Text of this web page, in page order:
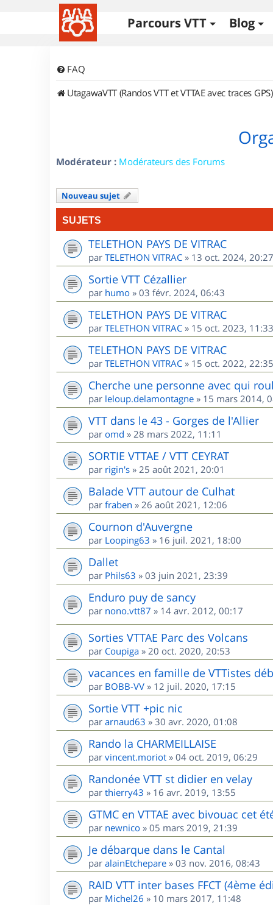
Parcours VTT Blog
FAQ
UtagawaVTT (Randos VTT et VTTAE avec traces GPS)
Modérateur : Modérateurs des Forums
Nouveau sujet
SUJETS
TELETHON PAYS DE VITRAC
par TELETHON VITRAC » 13 oct. 2024, 20:27
Sortie VTT Cézallier
par humo » 03 févr. 2024, 06:43
TELETHON PAYS DE VITRAC
par TELETHON VITRAC » 15 oct. 2023, 11:33
TELETHON PAYS DE VITRAC
par TELETHON VITRAC » 15 oct. 2022, 22:35
Cherche une personne avec qui
par leloup.delamontagne » 15 mars 2014,
VTT dans le 43 - Gorges de l'Allier
par omd » 28 mars 2022, 11:11
SORTIE VTTAE / VTT CEYRAT
par rigin's » 25 août 2021, 20:01
Balade VTT autour de Culhat
par fraben » 26 août 2021, 12:06
Cournon d'Auvergne
par Looping63 » 16 juil. 2021, 18:00
Dallet
par Phils63 » 03 juin 2021, 23:39
Enduro puy de sancy
par nono.vtt87 » 14 avr. 2012, 00:17
Sorties VTTAE Parc des Volcans
par Coupiga » 20 oct. 2020, 20:53
vacances en famille de VTTistes
par BOBB-VV » 12 juil. 2020, 17:15
Sortie VTT +pic nic
par arnaud63 » 30 avr. 2020, 01:08
Rando la CHARMEILLAISE
par vincent.moriot » 04 oct. 2019, 06:29
Randonée VTT st didier en velay
par thierry43 » 16 avr. 2019, 13:55
GTMC en VTTAE avec bivouac cet
par newnico » 05 mars 2019, 21:39
Je débarque dans le Cantal
par alainEtchepare » 03 nov. 2016, 08:43
RAID VTT inter bases FFCT (4ème
par Michel26 » 10 mars 2017, 11:48